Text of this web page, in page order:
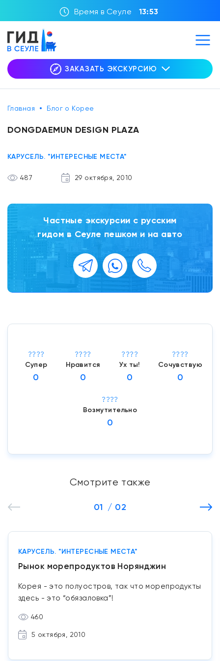
Время в Сеуле 13:53
ЗАКАЗАТЬ ЭКСКУРСИЮ
Главная Блог о Корее
DONGDAEMUN DESIGN PLAZA
КАРУСЕЛЬ. "ИНТЕРЕСНЫЕ МЕСТА"
487 29 октября, 2010
Частные экскурсии с русским
гидом в Сеуле пешком и на авто
????
Супер
0
????
Нравится
0
????
Ух ты!
0
????
Сочувствую
0
????
Возмутительно
0
Смотрите также
01 / 02
КАРУСЕЛЬ. "ИНТЕРЕСНЫЕ МЕСТА"
Рынок морепродуктов Норянджин
Корея - это полуостров, так что морепродукты
здесь - это “обязаловка”!
460
5 октября, 2010